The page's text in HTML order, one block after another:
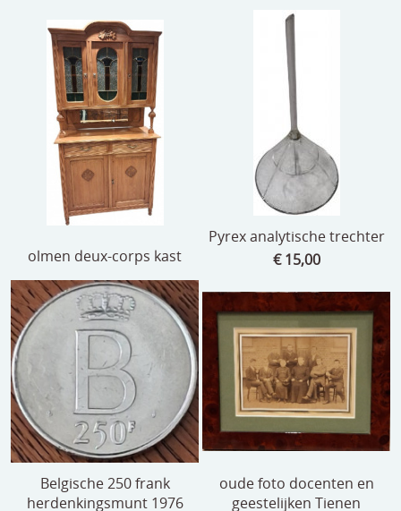
olmen deux-corps kast
Pyrex analytische trechter
€ 15,00
Belgische 250 frank
herdenkingsmunt 1976
oude foto docenten en
geestelijken Tienen